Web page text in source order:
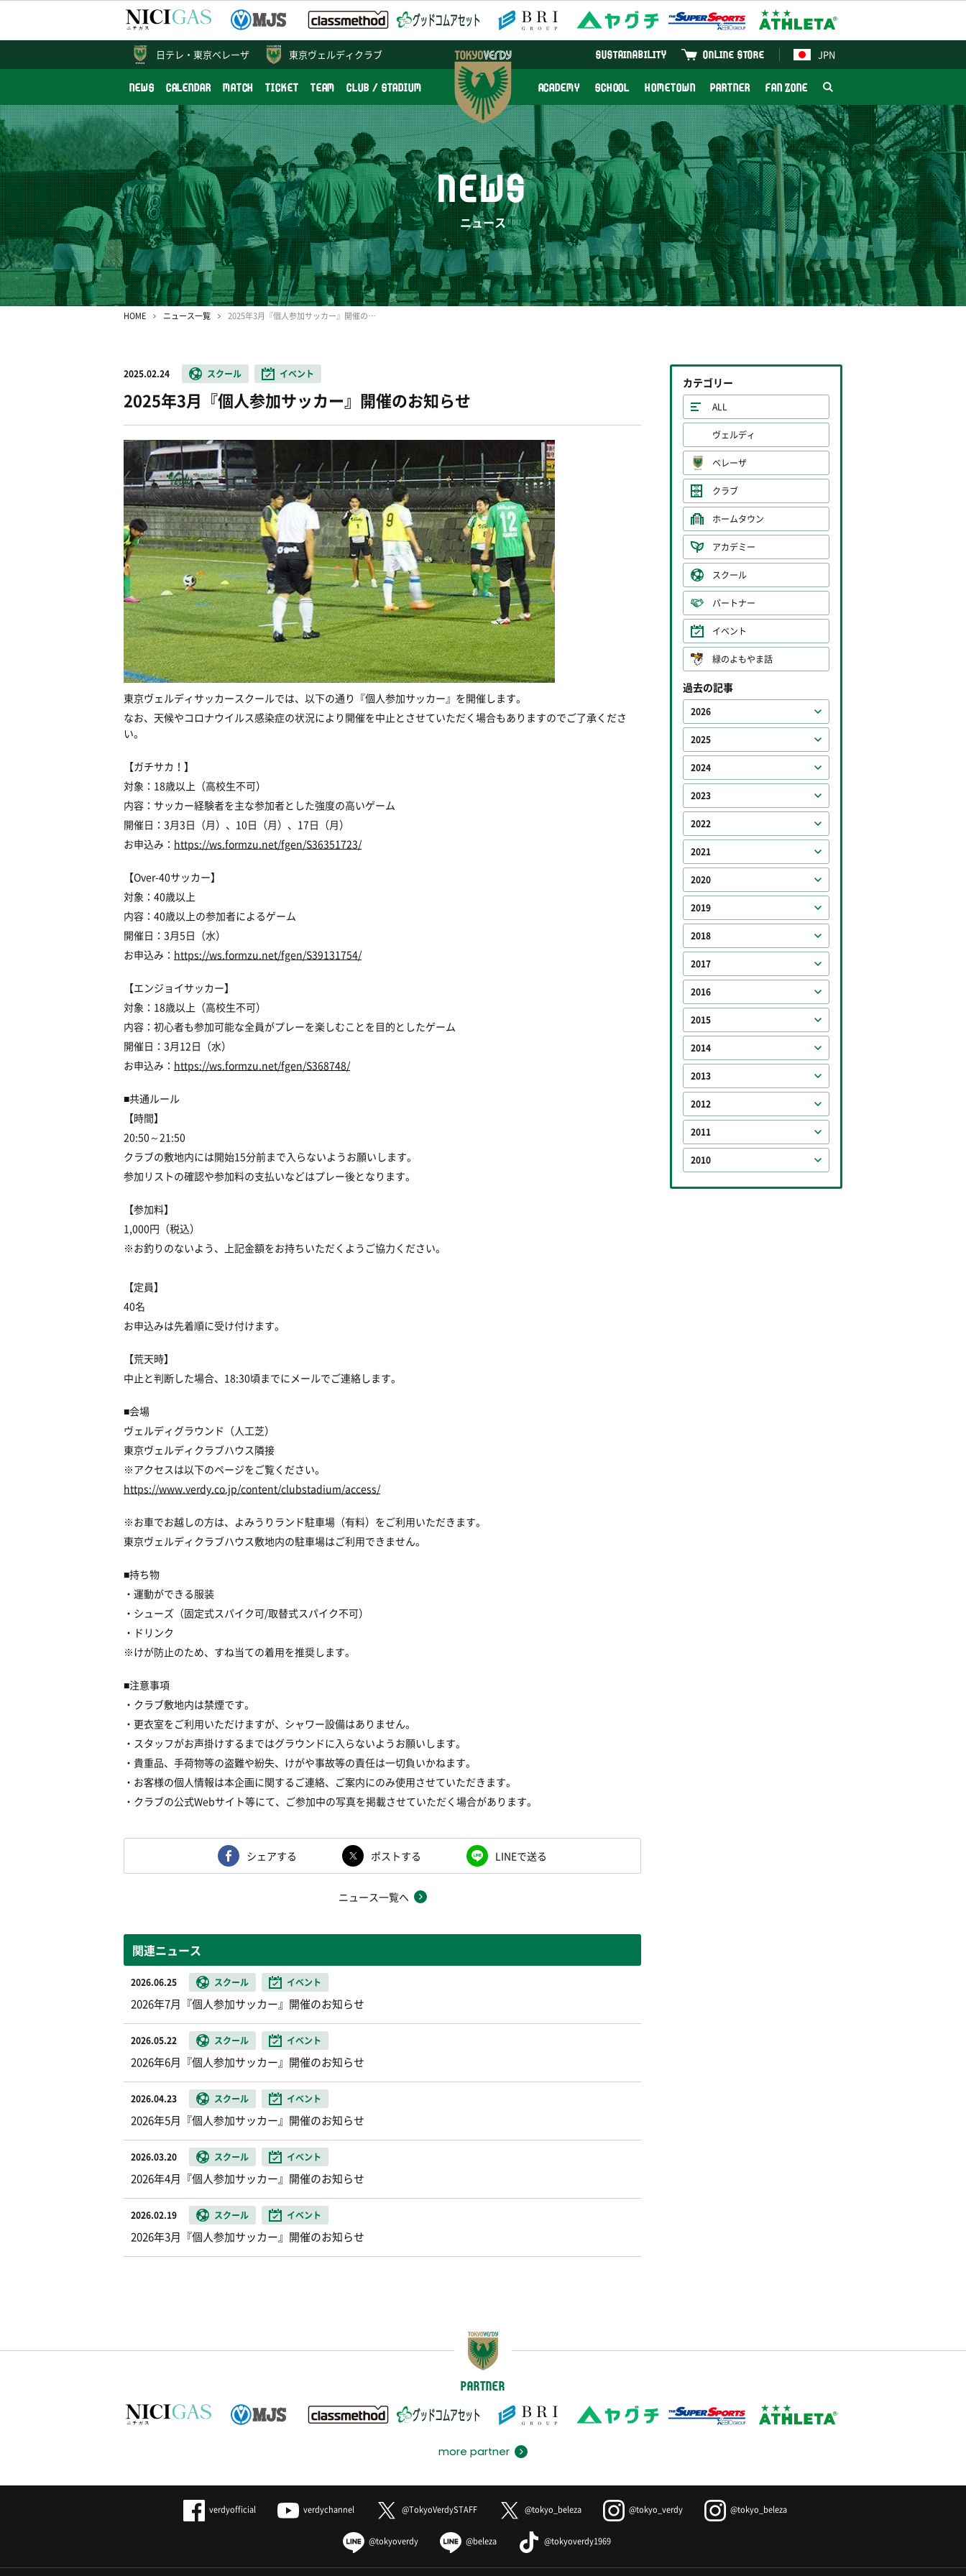
東京ヴェルディクラブ JPN
ONLINE STORE
SUSTAINABILITY
NEWS CALENDAR MATCH TICKET TEAM CLUB / STADIUM ACADEMY SCHOOL HOMETOWN PARTNER FAN ZONE
日テレ・ 東京ベレーザ
NEWS
ニュース
HOME ニュース一覧 2025年3月『個人参加サッカー』開催のお知らせ
2025.02.24 スクール イベント
2025年3月『個人参加サッカー』開催のお知らせ
東京ヴェルディサッカースクールでは、以下の通り『個人参加サッカー』を開催します。
なお、天候やコロナウイルス感染症の状況により開催を中止とさせていただく場合もありますのでご了承くださ
い。
【ガチサカ！】
対象：18歳以上（高校生不可）
内容：サッカー経験者を主な参加者とした強度の高いゲーム
開催日：3月3日（月）、10日（月）、17日（月）
お申込み： https://ws.formzu.net/fgen/S36351723/
【Over-40サッカー】
対象：40歳以上
内容：40歳以上の参加者によるゲーム
開催日：3月5日（水）
お申込み： https://ws.formzu.net/fgen/S39131754/
【エンジョイサッカー】
対象：18歳以上（高校生不可）
内容：初心者も参加可能な全員がプレーを楽しむことを目的としたゲーム
開催日：3月12日（水）
お申込み： https://ws.formzu.net/fgen/S368748/
■共通ルール
【時間】
20:50～21:50
クラブの敷地内には開始15分前まで入らないようお願いします。
参加リストの確認や参加料の支払いなどはプレー後となります。
【参加料】
1,000円（税込）
※お釣りのないよう、上記金額をお持ちいただくようご協力ください。
【定員】
40名
お申込みは先着順に受け付けます。
【荒天時】
中止と判断した場合、18:30頃までにメールでご連絡します。
■会場
ヴェルディグラウンド（人工芝）
東京ヴェルディクラブハウス隣接
※アクセスは以下のページをご覧ください。
https://www.verdy.co.jp/content/clubstadium/access/
※お車でお越しの方は、よみうりランド駐車場（有料）をご利用いただきます。
東京ヴェルディクラブハウス敷地内の駐車場はご利用できません。
■持ち物
・運動ができる服装
・シューズ（固定式スパイク可/取替式スパイク不可）
・ドリンク
※けが防止のため、すね当ての着用を推奨します。
■注意事項
・クラブ敷地内は禁煙です。
・更衣室をご利用いただけますが、シャワー設備はありません。
・スタッフがお声掛けするまではグラウンドに入らないようお願いします。
・貴重品、手荷物等の盗難や紛失、けがや事故等の責任は一切負いかねます。
・お客様の個人情報は本企画に関するご連絡、ご案内にのみ使用させていただきます。
・クラブの公式Webサイト等にて、ご参加中の写真を掲載させていただく場合があります。
シェアする ポストする LINEで送る
ニュース一覧へ
関連ニュース
2026.06.25 スクール イベント
2026年7月『個人参加サッカー』開催のお知らせ
2026.05.22 スクール イベント
2026年6月『個人参加サッカー』開催のお知らせ
2026.04.23 スクール イベント
2026年5月『個人参加サッカー』開催のお知らせ
2026.03.20 スクール イベント
2026年4月『個人参加サッカー』開催のお知らせ
2026.02.19 スクール イベント
2026年3月『個人参加サッカー』開催のお知らせ
カテゴリー
ALL
ヴェルディ
ベレーザ
クラブ
ホームタウン
アカデミー
スクール
パートナー
イベント
緑のよもやま話
過去の記事
2026
2025
2024
2023
2022
2021
2020
2019
2018
2017
2016
2015
2014
2013
2012
2011
2010
PARTNER
more partner
verdyofficial verdychannel @TokyoVerdySTAFF @tokyo_beleza @tokyo_verdy @tokyo_beleza
@tokyoverdy @beleza @tokyoverdy1969